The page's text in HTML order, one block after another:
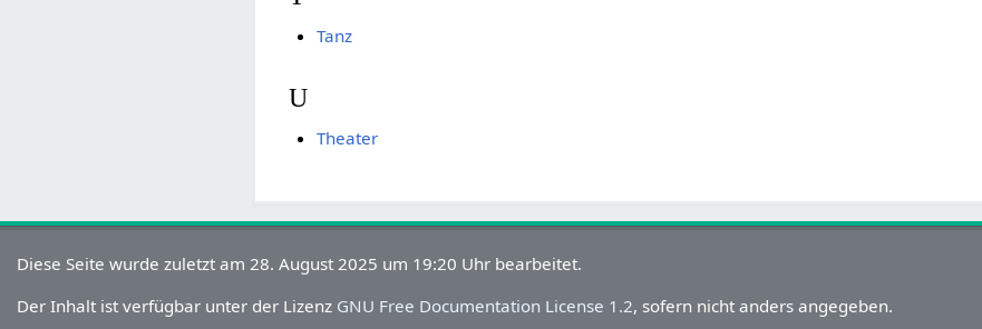
Tanz
U
Theater
Diese Seite wurde zuletzt am 28. August 2025 um 19:20 Uhr bearbeitet.
Der Inhalt ist verfügbar unter der Lizenz GNU Free Documentation License 1.2, sofern nicht anders angegeben.